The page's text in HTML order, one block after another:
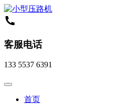
客服电话
133 5537 6391
首页